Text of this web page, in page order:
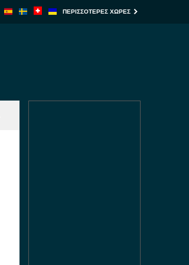
ΠΕΡΙΣΣΌΤΕΡΕΣ ΧΏΡΕΣ